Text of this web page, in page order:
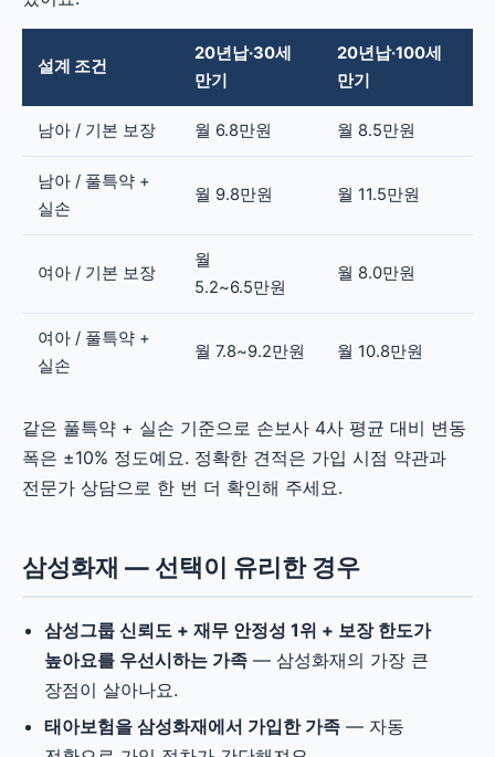
설계 조건
20년납·30세
만기
20년납·100세
만기
남아 / 기본 보장 월 6.8만원 월 8.5만원
남아 / 풀특약 +
실손
월 9.8만원 월 11.5만원
여아 / 기본 보장
월
5.2~6.5만원
월 8.0만원
여아 / 풀특약 +
실손
월 7.8~9.2만원 월 10.8만원
같은 풀특약 + 실손 기준으로 손보사 4사 평균 대비 변동
폭은 ±10% 정도예요. 정확한 견적은 가입 시점 약관과
전문가 상담으로 한 번 더 확인해 주세요.
삼성화재 — 선택이 유리한 경우
삼성그룹 신뢰도 + 재무 안정성 1위 + 보장 한도가
높아요를 우선시하는 가족 — 삼성화재의 가장 큰
장점이 살아나요.
태아보험을 삼성화재에서 가입한 가족 — 자동